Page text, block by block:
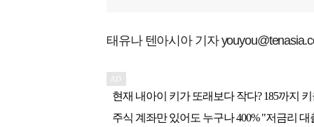
태유나 텐아시아 기자